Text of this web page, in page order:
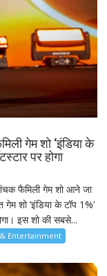
गेम शो ‘इंडिया के
पर होगा
फैमिली गेम शो आने जा
शो ‘इंडिया के टॉप 1%’
इस शो की सबसे...
Entertainment